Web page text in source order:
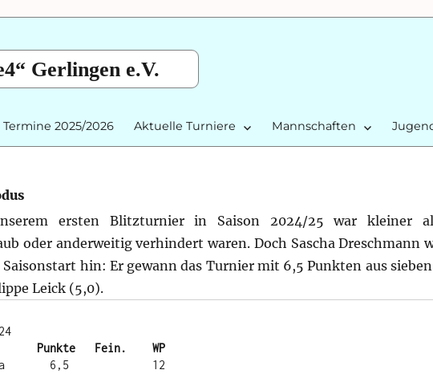
Gerlingen e.V.
Termine 2025/2026 Aktuelle Turniere Mannschaften
ersten Blitzturnier in Saison 2024/25 war kleiner
oder anderweitig verhindert waren. Doch Sascha Dreschmann
hin: Er gewann das Turnier mit 6,5 Punkten aus
Leick (5,0).
September-Blitz am 26.9.24
Punkte   Fein.    WP